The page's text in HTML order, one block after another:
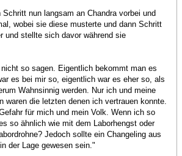
nun langsam an Chandra vorbei und
wobei sie diese musterte und dann Schritt
und stellte sich davor während sie
so sagen. Eigentlich bekommt man es
es bei mir so, eigentlich war es eher so, als
Wahnsinnig werden. Nur ich und meine
waren die letzten denen ich vertrauen konnte.
für mich und mein Volk. Wenn ich so
so ähnlich wie mit dem Laborhengst oder
Jedoch sollte ein Changeling aus
der Lage gewesen sein."